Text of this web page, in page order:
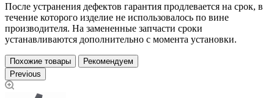
После устранения дефектов гарантия продлевается на срок, в
течение которого изделие не использовалось по вине
производителя. На замененные запчасти сроки
устанавливаются дополнительно с момента установки.
Похожие товары
Рекомендуем
Previous